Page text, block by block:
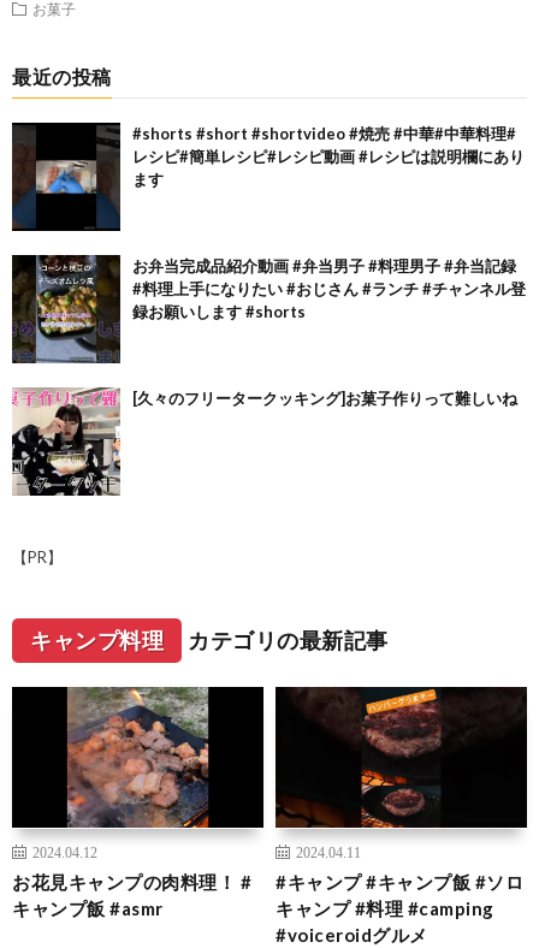
お菓子
最近の投稿
#shorts #short #shortvideo #焼売 #中華#中華料理#
レシピ#簡単レシピ#レシピ動画 #レシピは説明欄にあり
ます
お弁当完成品紹介動画 #弁当男子 #料理男子 #弁当記録
#料理上手になりたい #おじさん #ランチ #チャンネル登
録お願いします #shorts
[久々のフリータークッキング]お菓子作りって難しいね
【PR】
キャンプ料理 カテゴリの最新記事
2024.04.12
お花見キャンプの肉料理！ #
キャンプ飯 #asmr
2024.04.11
#キャンプ #キャンプ飯 #ソロ
キャンプ #料理 #camping
#voiceroidグルメ